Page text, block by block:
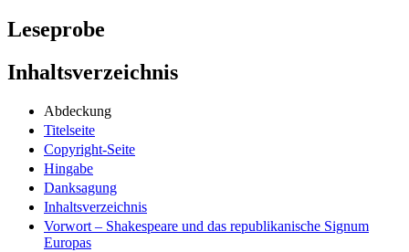
Leseprobe
Inhaltsverzeichnis
Abdeckung
Titelseite
Copyright-Seite
Hingabe
Danksagung
Inhaltsverzeichnis
Vorwort – Shakespeare und das republikanische Signum
Europas